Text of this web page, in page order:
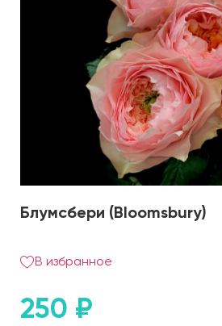
Блумсбери (Bloomsbury)
В избранное
250 ₽